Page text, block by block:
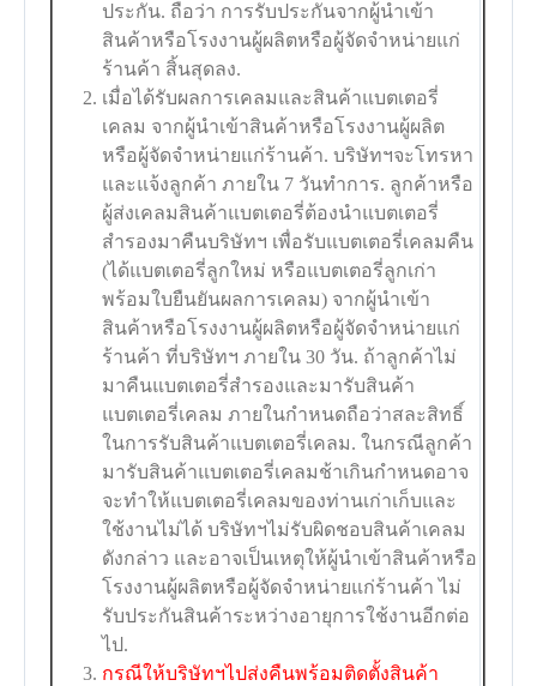
ประกัน. ถือว่า การรับประกันจากผู้นำเข้า
สินค้าหรือโรงงานผู้ผลิตหรือผู้จัดจำหน่ายแก่
ร้านค้า สิ้นสุดลง.
เมื่อได้รับผลการเคลมและสินค้าแบตเตอรี่
เคลม จากผู้นำเข้าสินค้าหรือโรงงานผู้ผลิต
หรือผู้จัดจำหน่ายแก่ร้านค้า. บริษัทฯจะโทรหา
และแจ้งลูกค้า ภายใน 7 วันทำการ. ลูกค้าหรือ
ผู้ส่งเคลมสินค้าแบตเตอรี่ต้องนำแบตเตอรี่
สำรองมาคืนบริษัทฯ เพื่อรับแบตเตอรี่เคลมคืน
(ได้แบตเตอรี่ลูกใหม่ หรือแบตเตอรี่ลูกเก่า
พร้อมใบยืนยันผลการเคลม) จากผู้นำเข้า
สินค้าหรือโรงงานผู้ผลิตหรือผู้จัดจำหน่ายแก่
ร้านค้า ที่บริษัทฯ ภายใน 30 วัน. ถ้าลูกค้าไม่
มาคืนแบตเตอรี่สำรองและมารับสินค้า
แบตเตอรี่เคลม ภายในกำหนดถือว่าสละสิทธิ์
ในการรับสินค้าแบตเตอรี่เคลม. ในกรณีลูกค้า
มารับสินค้าแบตเตอรี่เคลมช้าเกินกำหนดอาจ
จะทำให้แบตเตอรี่เคลมของท่านเก่าเก็บและ
ใช้งานไม่ได้ บริษัทฯไม่รับผิดชอบสินค้าเคลม
ดังกล่าว และอาจเป็นเหตุให้ผู้นำเข้าสินค้าหรือ
โรงงานผู้ผลิตหรือผู้จัดจำหน่ายแก่ร้านค้า ไม่
รับประกันสินค้าระหว่างอายุการใช้งานอีกต่อ
ไป.
กรณีให้บริษัทฯไปส่งคืนพร้อมติดตั้งสินค้า